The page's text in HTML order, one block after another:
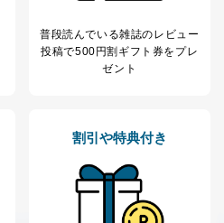
普段読んでいる雑誌のレビュー
投稿で500円割ギフト券をプレ
ゼント
割引や特典付き